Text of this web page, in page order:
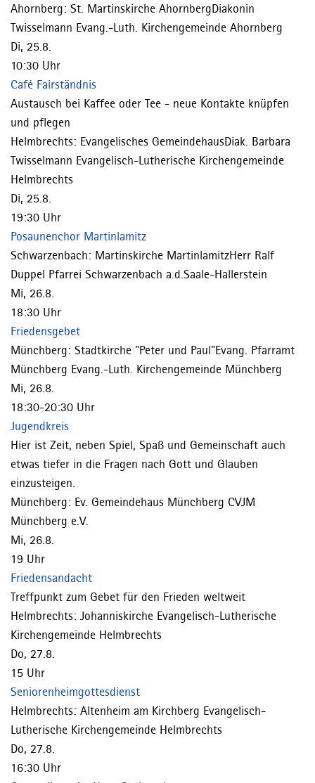
Ahornberg: St. Martinskirche AhornbergDiakonin
Twisselmann Evang.-Luth. Kirchengemeinde Ahornberg
Di, 25.8.
10:30 Uhr
Café Fairständnis
Austausch bei Kaffee oder Tee - neue Kontakte knüpfen
und pflegen
Helmbrechts: Evangelisches GemeindehausDiak. Barbara
Twisselmann Evangelisch-Lutherische Kirchengemeinde
Helmbrechts
Di, 25.8.
19:30 Uhr
Posaunenchor Martinlamitz
Schwarzenbach: Martinskirche MartinlamitzHerr Ralf
Duppel Pfarrei Schwarzenbach a.d.Saale-Hallerstein
Mi, 26.8.
18:30 Uhr
Friedensgebet
Münchberg: Stadtkirche "Peter und Paul"Evang. Pfarramt
Münchberg Evang.-Luth. Kirchengemeinde Münchberg
Mi, 26.8.
18:30-20:30 Uhr
Jugendkreis
Hier ist Zeit, neben Spiel, Spaß und Gemeinschaft auch
etwas tiefer in die Fragen nach Gott und Glauben
einzusteigen.
Münchberg: Ev. Gemeindehaus Münchberg CVJM
Münchberg e.V.
Mi, 26.8.
19 Uhr
Friedensandacht
Treffpunkt zum Gebet für den Frieden weltweit
Helmbrechts: Johanniskirche Evangelisch-Lutherische
Kirchengemeinde Helmbrechts
Do, 27.8.
15 Uhr
Seniorenheimgottesdienst
Helmbrechts: Altenheim am Kirchberg Evangelisch-
Lutherische Kirchengemeinde Helmbrechts
Do, 27.8.
16:30 Uhr